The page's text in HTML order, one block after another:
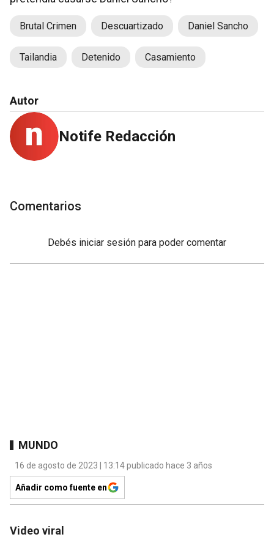
Brutal Crimen Descuartizado Daniel Sancho
Tailandia Detenido Casamiento
Autor
Notife Redacción
Comentarios
Debés iniciar sesión para poder comentar
MUNDO
16 de agosto de 2023 | 13:14 publicado hace 3 años
Añadir como fuente en
Video viral